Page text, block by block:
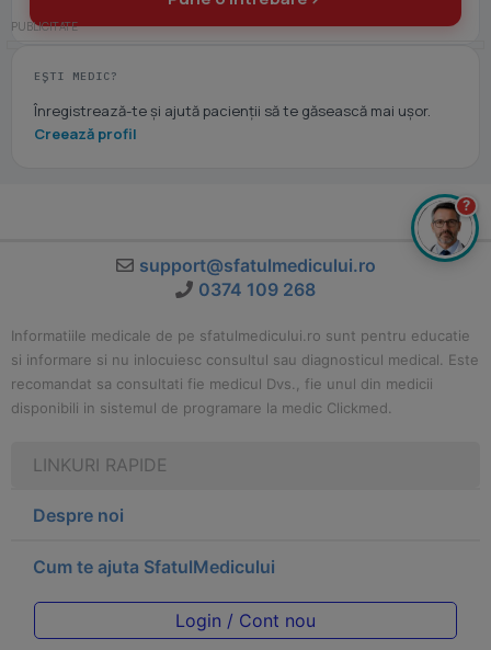
EȘTI MEDIC?
Înregistrează-te și ajută pacienții să te găsească mai ușor.
Creează profil
support@sfatulmedicului.ro
0374 109 268
Informatiile medicale de pe sfatulmedicului.ro sunt pentru educatie
si informare si nu inlocuiesc consultul sau diagnosticul medical. Este
recomandat sa consultati fie medicul Dvs., fie unul din medicii
disponibili in sistemul de programare la medic Clickmed.
LINKURI RAPIDE
Despre noi
Cum te ajuta SfatulMedicului
Login / Cont nou
?